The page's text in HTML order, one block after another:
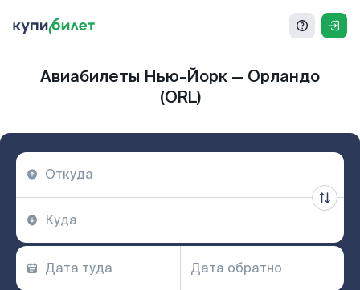
Авиабилеты Нью-Йорк — Орландо
(ORL)